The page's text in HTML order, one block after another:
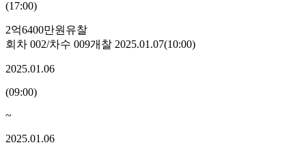
(17:00)
2억6400만원 유찰
회차 002/차수 009개찰 2025.01.07(10:00)
2025.01.06
(09:00)
~
2025.01.06